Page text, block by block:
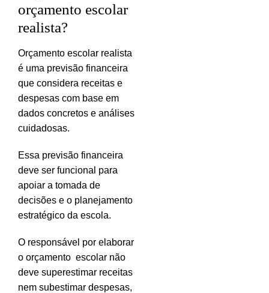
orçamento escolar
realista?
Orçamento escolar realista
é uma previsão financeira
que considera receitas e
despesas com base em
dados concretos e análises
cuidadosas.
Essa previsão financeira
deve ser funcional para
apoiar a tomada de
decisões e o planejamento
estratégico da escola.
O responsável por elaborar
o orçamento escolar não
deve superestimar receitas
nem subestimar despesas,